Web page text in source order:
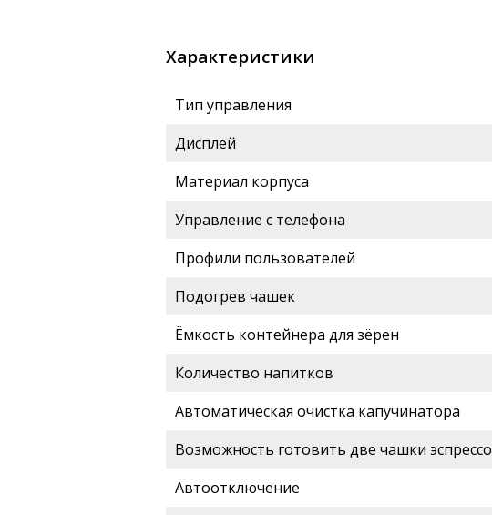
Характеристики
Тип управления
Дисплей
Материал корпуса
Управление с телефона
Профили пользователей
Подогрев чашек
Ёмкость контейнера для зёрен
Количество напитков
Автоматическая очистка капучинатора
Возможность готовить две чашки эспрессо
Автоотключение